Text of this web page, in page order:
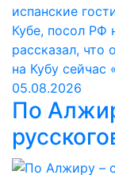
испанские
Кубе, посол РФ
рассказал, что
на Кубу сейчас
05.08.2026
По